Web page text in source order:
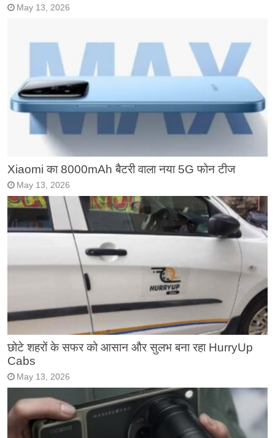
May 13, 2026
Xiaomi का 8000mAh बैटरी वाला नया 5G फोन टीज
May 13, 2026
छोटे शहरों के सफर को आसान और सुलभ बना रहा HurryUp
Cabs
May 13, 2026